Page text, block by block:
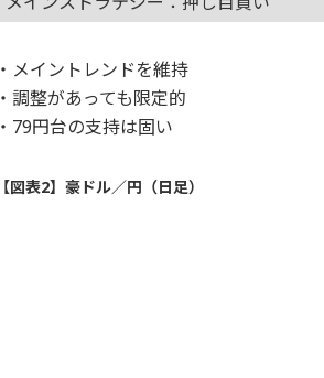
・メイントレンドを維持
・調整があっても限定的
・79円台の支持は固い
【図表2】豪ドル／円（日足）